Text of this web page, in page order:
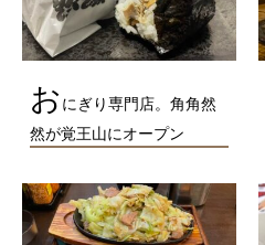
おにぎり専門店。角角然
然が覚王山にオープン